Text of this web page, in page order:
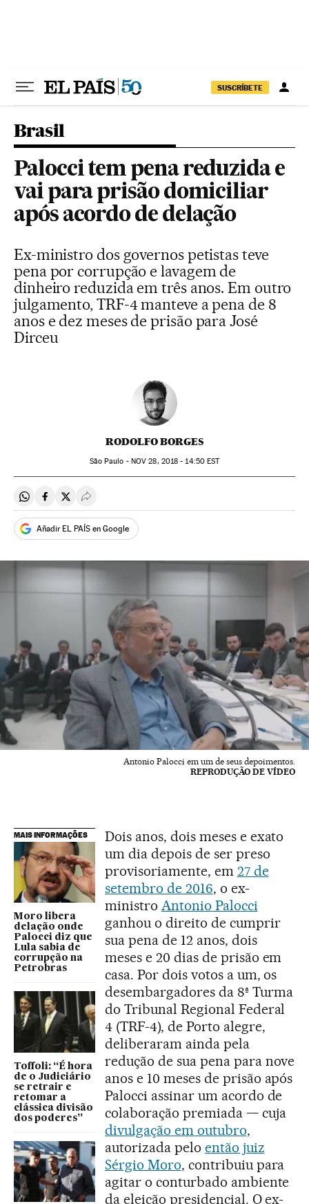
SUSCRÍBETE
Brasil
Palocci tem pena reduzida e
vai para prisão domiciliar
após acordo de delação
Ex-ministro dos governos petistas teve
pena por corrupção e lavagem de
dinheiro reduzida em três anos. Em outro
julgamento, TRF-4 manteve a pena de 8
anos e dez meses de prisão para José
Dirceu
RODOLFO BORGES
São Paulo - NOV 28, 2018 - 14:50EST
Compartir en Whatsapp
Compartir en Facebook
Compartir en Twitter
Desplegar Redes Sociales
Añadir EL PAÍS en Google
Antonio Palocci em um de seus depoimentos.
REPRODUÇÃO DE VÍDEO
MAIS INFORMAÇÕES
Moro libera
delação onde
Palocci diz que
Lula sabia de
corrupção na
Petrobras
Toffoli: “É hora
de o Judiciário
se retrair e
retomar a
clássica divisão
dos poderes”
Dois anos, dois meses e exato
um dia depois de ser preso
provisoriamente, em 27 de
setembro de 2016, o ex-
ministro Antonio Palocci
ganhou o direito de cumprir
sua pena de 12 anos, dois
meses e 20 dias de prisão em
casa. Por dois votos a um, os
desembargadores da 8ª Turma
do Tribunal Regional Federal
4 (TRF-4), de Porto alegre,
deliberaram ainda pela
redução de sua pena para nove
anos e 10 meses de prisão após
Palocci assinar um acordo de
colaboração premiada — cuja
divulgação em outubro,
autorizada pelo então juiz
Sérgio Moro, contribuiu para
agitar o conturbado ambiente
da eleição presidencial. O ex-